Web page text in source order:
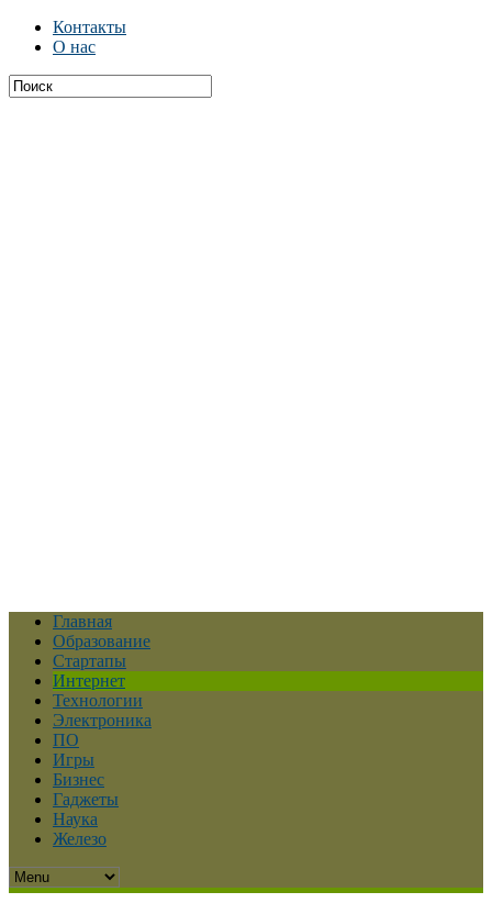
Контакты
О нас
Главная
Образование
Стартапы
Интернет
Технологии
Электроника
ПО
Игры
Бизнес
Гаджеты
Наука
Железо